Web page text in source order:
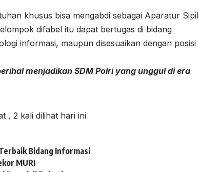
khusus bisa mengabdi sebagai Aparatur Sipil
difabel itu dapat bertugas di bidang
informasi, maupun disesuaikan dengan posisi
menjadikan SDM Polri yang unggul di era
, 2 kali dilihat hari ini
Bidang Informasi
MURI